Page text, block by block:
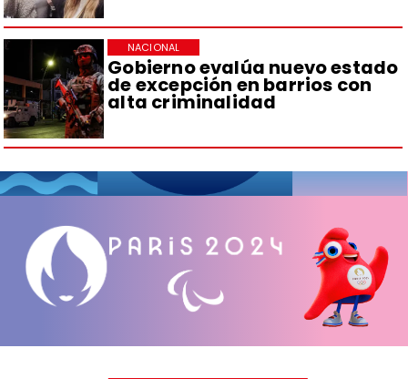
Gobierno evalúa nuevo estado
de excepción en barrios con
alta criminalidad
NACIONAL